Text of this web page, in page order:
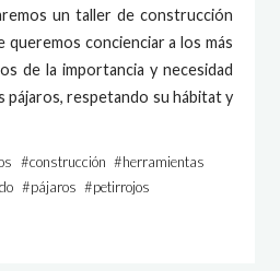
un taller de construcción
queremos concienciar a los más
de la importancia y necesidad
pájaros, respetando su hábitat y
#construcción #herramientas
#pájaros #petirrojos